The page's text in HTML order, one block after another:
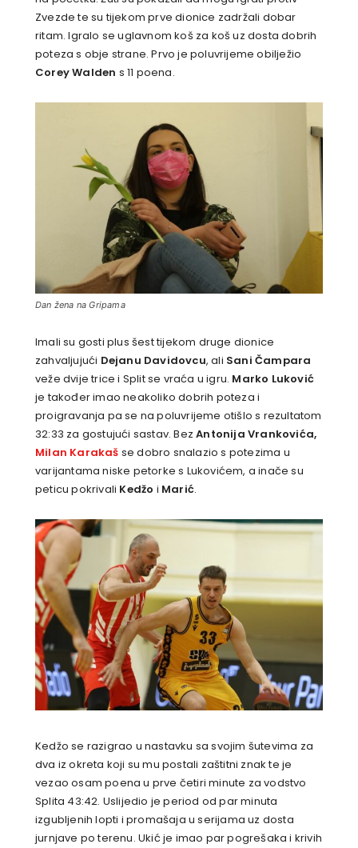
Zvezde te su tijekom prve dionice zadržali dobar
ritam. Igralo se uglavnom koš za koš uz dosta dobrih
poteza s obje strane. Prvo je poluvrijeme obilježio
Corey Walden s 11 poena.
Dan žena na Gripama
Imali su gosti plus šest tijekom druge dionice
zahvaljujući Dejanu Davidovcu, ali Sani Čampara
veže dvije trice i Split se vraća u igru. Marko Luković
je također imao neakoliko dobrih poteza i
proigravanja pa se na poluvrijeme otišlo s rezultatom
32:33 za gostujući sastav. BezAntonija Vrankovića,
Milan Karakaš se dobro snalazio s potezima u
varijantama niske petorke s Lukovićem, a inače su
peticu pokrivali Kedžo i Marić.
Kedžo se razigrao u nastavku sa svojim šutevima za
dva iz okreta koji su mu postali zaštitni znak te je
vezao osam poena u prve četiri minute za vodstvo
Splita 43:42. Uslijedio je period od par minuta
izgubljenih lopti i promašaja u serijama uz dosta
jurnjave po terenu. Ukić je imao par pogrešaka i krivih